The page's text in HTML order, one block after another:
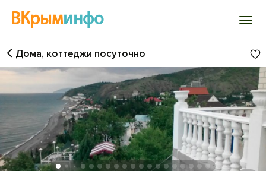
ВКрыминфо
Войти
Избранное
История просмотра
Добавить свой объект
Дома, коттеджи посуточно